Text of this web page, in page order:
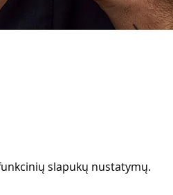
slapukų nustatymų.